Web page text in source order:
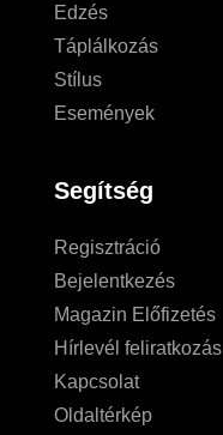
Edzés
Táplálkozás
Stílus
Események
Segítség
Regisztráció
Bejelentkezés
Magazin Előfizetés
Hírlevél feliratkozás
Kapcsolat
Oldaltérkép